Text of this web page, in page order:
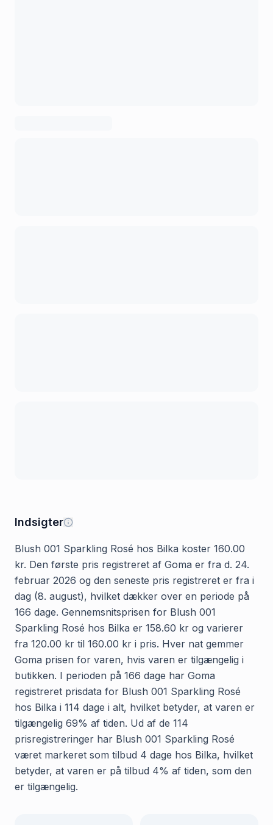
Indsigter
Blush 001 Sparkling Rosé hos Bilka koster 160.00
kr. Den første pris registreret af Goma er fra d. 24.
februar 2026 og den seneste pris registreret er fra i
dag (8. august), hvilket dækker over en periode på
166 dage. Gennemsnitsprisen for Blush 001
Sparkling Rosé hos Bilka er 158.60 kr og varierer
fra 120.00 kr til 160.00 kr i pris. Hver nat gemmer
Goma prisen for varen, hvis varen er tilgængelig i
butikken. I perioden på 166 dage har Goma
registreret prisdata for Blush 001 Sparkling Rosé
hos Bilka i 114 dage i alt, hvilket betyder, at varen er
tilgængelig 69% af tiden. Ud af de 114
prisregistreringer har Blush 001 Sparkling Rosé
været markeret som tilbud 4 dage hos Bilka, hvilket
betyder, at varen er på tilbud 4% af tiden, som den
er tilgængelig.